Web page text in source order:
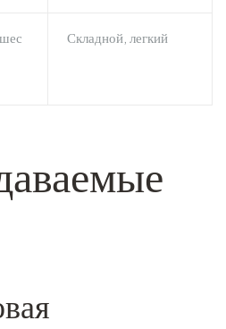
Складной, легкий